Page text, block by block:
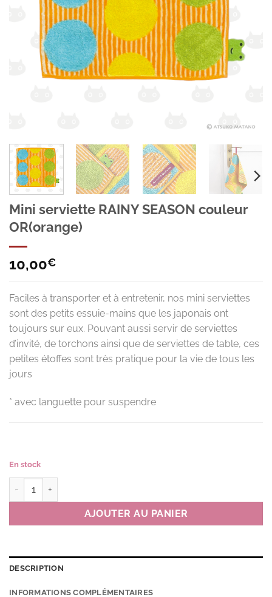
Mini serviette RAINY SEASON couleur
OR(orange)
10,00€
Faciles à transporter et à entretenir, nos mini serviettes
sont des petits essuie-mains que les japonais ont
toujours sur eux. Pouvant aussi servir de serviettes
d’invité, de torchons ainsi que de serviettes de table, ces
petites étoffes sont très pratique pour la vie de tous les
jours
* avec languette pour suspendre
En stock
AJOUTER AU PANIER
DESCRIPTION
INFORMATIONS COMPLÉMENTAIRES